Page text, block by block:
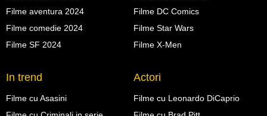
Filme aventura 2024
Filme comedie 2024
Filme SF 2024
In trend
Filme cu Asasini
Filme DC Comics
Filme Star Wars
Filme X-Men
Actori
Filme cu Leonardo DiCaprio